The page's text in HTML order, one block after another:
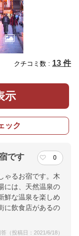
クチコミ数 : 13 件
示
ック
です 0
ゃるお宿です。木
には、天然温泉の
鮮な温泉を楽しめ
に飲食店があるの
（投稿日：2021/6/18）